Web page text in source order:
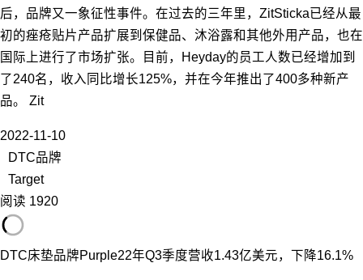
后，品牌又一象征性事件。在过去的三年里，ZitSticka已经从最
初的痤疮贴片产品扩展到保健品、沐浴露和其他外用产品，也在
国际上进行了市场扩张。目前，Heyday的员工人数已经增加到
了240名，收入同比增长125%，并在今年推出了400多种新产
品。 Zit
2022-11-10
DTC品牌
Target
阅读 1920
DTC床垫品牌Purple22年Q3季度营收1.43亿美元，下降16.1%